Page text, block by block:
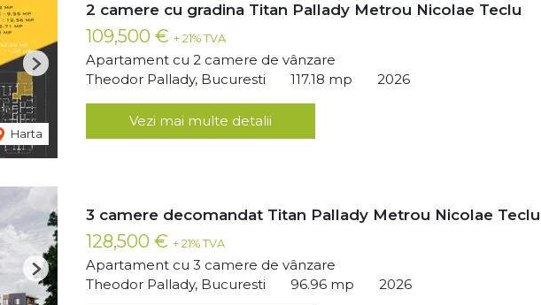
Harta
Next
2 camere cu gradina Titan Pallady Metrou Nicolae Teclu
109,500 € + 21% TVA
Apartament cu 2 camere de vânzare
Theodor Pallady, Bucuresti
117.18 mp 2026
Vezi mai multe detalii
Next
3 camere decomandat Titan Pallady Metrou Nicolae Teclu
128,500 € + 21% TVA
Apartament cu 3 camere de vânzare
Theodor Pallady, Bucuresti
96.96 mp 2026